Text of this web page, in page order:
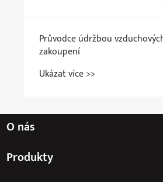
Průvodce údržbou
zakoupení
Ukázat více >>
O nás
Produkty